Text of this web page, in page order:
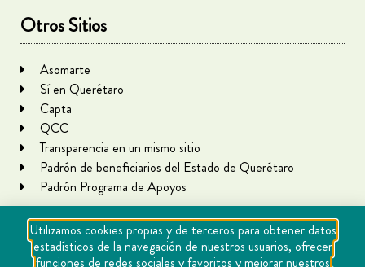
Otros Sitios
Asomarte
Sí en Querétaro
Capta
QCC
Transparencia en un mismo sitio
Padrón de beneficiarios del Estado de Querétaro
Padrón Programa de Apoyos
Utilizamos cookies propias y de terceros para obtener datos
estadísticos de la navegación de nuestros usuarios, ofrecer
funciones de redes sociales y favoritos y mejorar nuestros